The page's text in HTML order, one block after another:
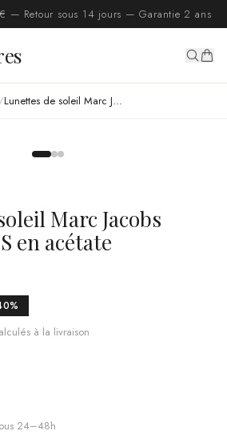
— Retour sous 14 jours — Garantie 2 ans
/ Lunettes de soleil Marc Jacobs MARC 734/F/S en acétate
Marc Jacobs
en acétate
%
à la livraison
24–48h